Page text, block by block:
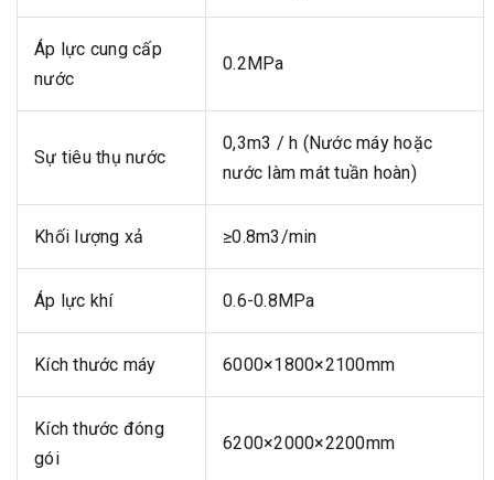
Áp lực cung cấp
nước
0.2MPa
Sự tiêu thụ nước
0,3m3 / h (Nước máy hoặc
nước làm mát tuần hoàn)
Khối lượng xả ≥0.8m3/min
Áp lực khí 0.6-0.8MPa
Kích thước máy 6000×1800×2100mm
Kích thước đóng
gói
6200×2000×2200mm